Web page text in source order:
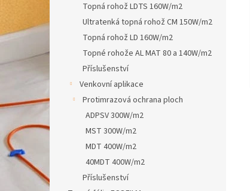
Topná rohož LDTS 160W/m2
Ultratenká topná rohož CM 150W/m2
Topná rohož LD 160W/m2
Topné rohože AL MAT 80 a 140W/m2
Příslušenství
Venkovní aplikace
Protimrazová ochrana ploch
ADPSV 300W/m2
MST 300W/m2
MDT 400W/m2
40MDT 400W/m2
Příslušenství